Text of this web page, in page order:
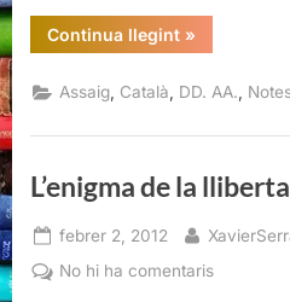
Continua llegint“Som
una
violenta?,
Xaro
i
»
Assaig Català DD. AA.
L’enigma de la
Posted
on
febrer 2, 2012 By
No hi ha comentarisa